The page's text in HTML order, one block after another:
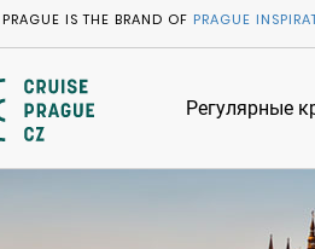
IS THE BRAND OF PRAGUE
Регулярные